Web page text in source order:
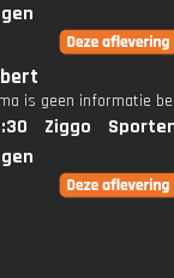
is geen informatie
Ziggo